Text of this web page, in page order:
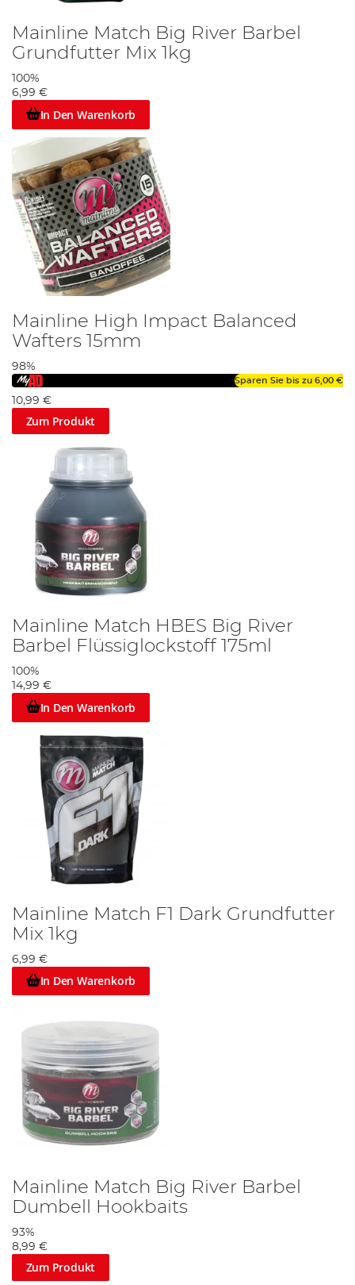
Mainline Match Big River Barbel
Grundfutter Mix 1kg
100%
6,99 €
In Den Warenkorb
Mainline High Impact Balanced
Wafters 15mm
98%
Sparen Sie bis zu 6,00 €
10,99 €
Zum Produkt
Mainline Match HBES Big River
Barbel Flüssiglockstoff 175ml
100%
14,99 €
In Den Warenkorb
Mainline Match F1 Dark Grundfutter
Mix 1kg
6,99 €
In Den Warenkorb
Mainline Match Big River Barbel
Dumbell Hookbaits
93%
8,99 €
Zum Produkt